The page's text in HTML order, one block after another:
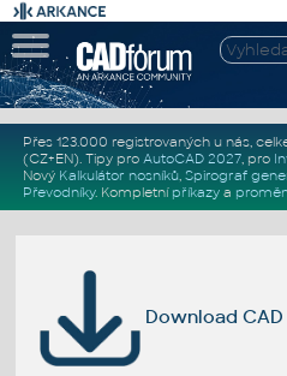
Přes 123.000 registrovaných u nás,
(CZ+EN). Tipy pro AutoCAD 2027, pro
Nový Kalkulátor nosníků, Spirograf
Převodníky. Kompletní příkazya
Download